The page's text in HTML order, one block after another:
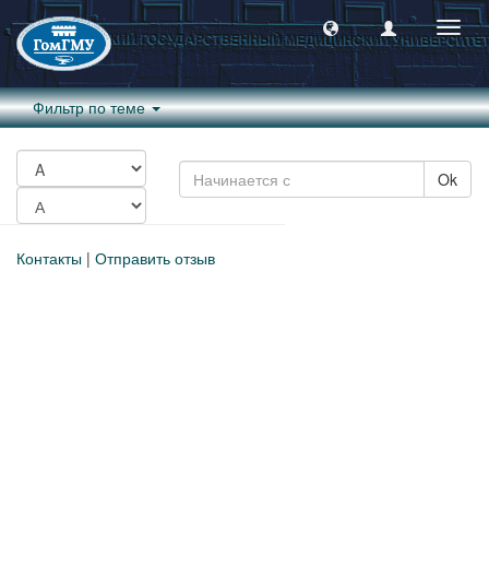
Фильтр по теме
Ok
Контакты | Отправить отзыв